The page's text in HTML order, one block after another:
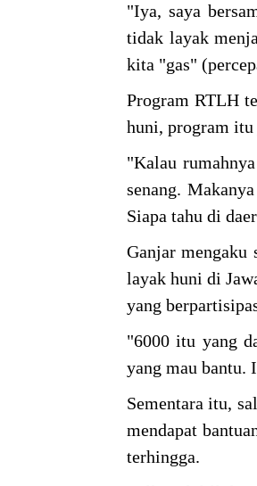
"Iya, saya
tidak layak
kita "gas"
Program RTLH
huni, program itu
"Kalau
senang.
Siapa tahu di
Ganjar mengaku
layak huni di
yang
"6000 itu yang
yang mau bantu.
Sementara itu,
mendapat
terhingga.